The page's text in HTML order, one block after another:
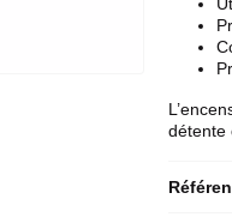
détente